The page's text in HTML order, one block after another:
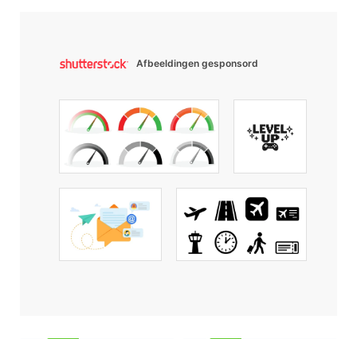
Afbeeldingen gesponsord